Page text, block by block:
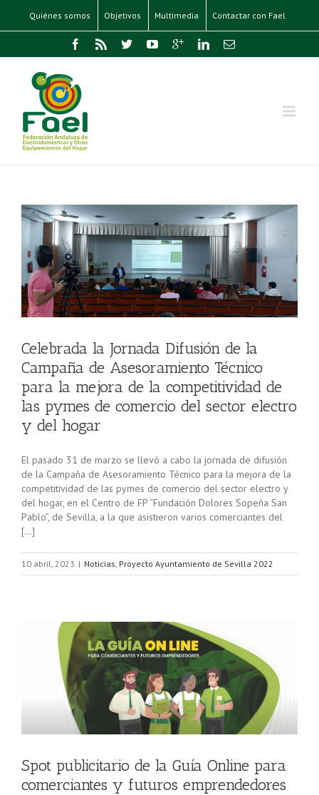
Quiénes somos Objetivos Multimedia Contactar con Fael
Celebrada la Jornada Difusión de la
Campaña de Asesoramiento Técnico
para la mejora de la competitividad de
las pymes de comercio del sector electro
y del hogar
El pasado 31 de marzo se llevó a cabo la jornada de difusión
de la Campaña de Asesoramiento Técnico para la mejora de la
competitividad de las pymes de comercio del sector electro y
del hogar, en el Centro de FP “Fundación Dolores Sopeña San
Pablo”, de Sevilla, a la que asistieron varios comerciantes del
[…]
10 abril, 2023 | Noticias Proyecto Ayuntamiento de Sevilla 2022
Spot publicitario de la Guía Online para
comerciantes y futuros emprendedores